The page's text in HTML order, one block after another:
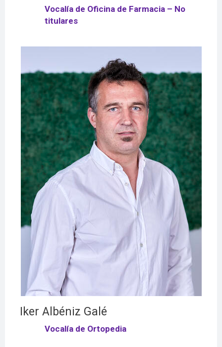
Vocalía de Oficina de Farmacia – No
titulares
Iker Albéniz Galé
Vocalía de Ortopedia